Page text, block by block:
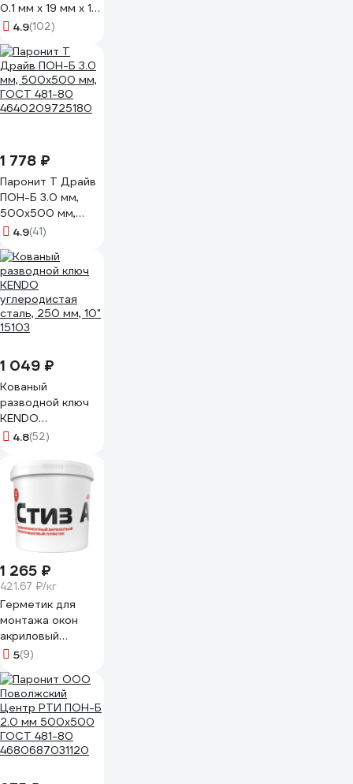
0.1 мм х 19 мм х 15
м 12373-19-025
4.9(102)
1 778 ₽
Паронит Т Драйв
ПОН-Б 3.0 мм,
500х500 мм,
ГОСТ 481-80
4.9(41)
1 049 ₽
Кованый
разводной ключ
KENDO
углеродистая
15103
4.8(52)
1 265 ₽
421.67 ₽/кг
Герметик для
монтажа окон
акриловый
паропроницаемый
RM000003631
5(9)